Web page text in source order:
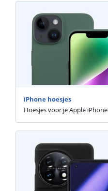
iPhone hoesjes
Hoesjes voor je Apple iPhone